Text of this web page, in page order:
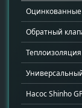
Оцинкованные
Обратный
Теплоизоляция
Насос Shinho